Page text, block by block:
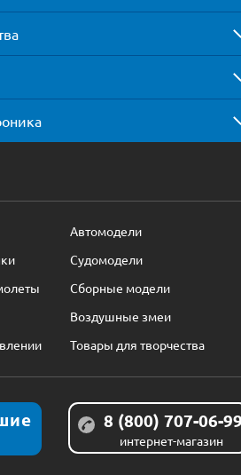
Автомодели
Судомодели
Сборные модели
Воздушные змеи
Товары для творчества
8 (800) 707-06-
интернет-магазин